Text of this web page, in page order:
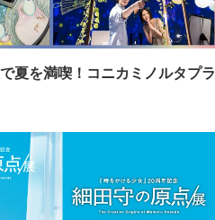
夏を満喫！コニカミノルタプラ